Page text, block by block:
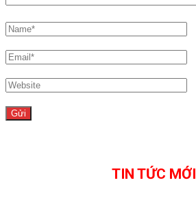
TIN TỨC MỚI